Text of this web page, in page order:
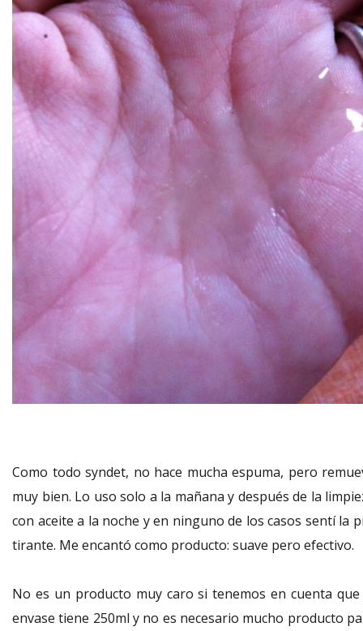
Como todo syndet, no hace mucha espuma, pero
muy bien. Lo uso solo a la mañana y después de la
con aceite a la noche y en ninguno de los casos sentí la
tirante. Me encantó como producto: suave pero efectivo.
No es un producto muy caro si tenemos en cuenta
envase tiene 250ml y no es necesario mucho producto